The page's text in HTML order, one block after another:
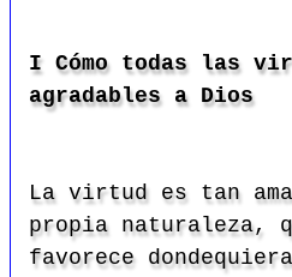
I Cómo todas las
agradables a Dios
La virtud es tan
propia naturaleza,
favorece